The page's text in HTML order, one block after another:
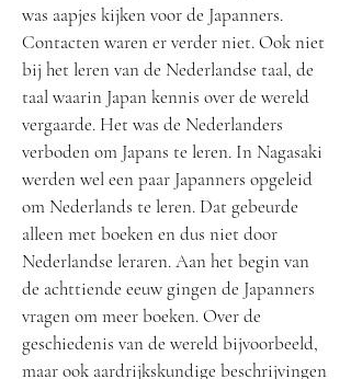
was aapjes kijken voor de Japanners.
Contacten waren er verder niet. Ook niet
bij het leren van de Nederlandse taal, de
taal waarin Japan kennis over de wereld
vergaarde. Het was de Nederlanders
verboden om Japans te leren. In Nagasaki
werden wel een paar Japanners opgeleid
om Nederlands te leren. Dat gebeurde
alleen met boeken en dus niet door
Nederlandse leraren. Aan het begin van
de achttiende eeuw gingen de Japanners
vragen om meer boeken. Over de
geschiedenis van de wereld bijvoorbeeld,
maar ook aardrijkskundige beschrijvingen